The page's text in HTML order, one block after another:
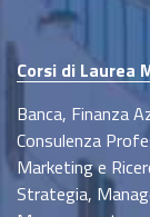
Corsi di Laurea
Banca, Finanza
Consulenza
Marketing e
Strategia,